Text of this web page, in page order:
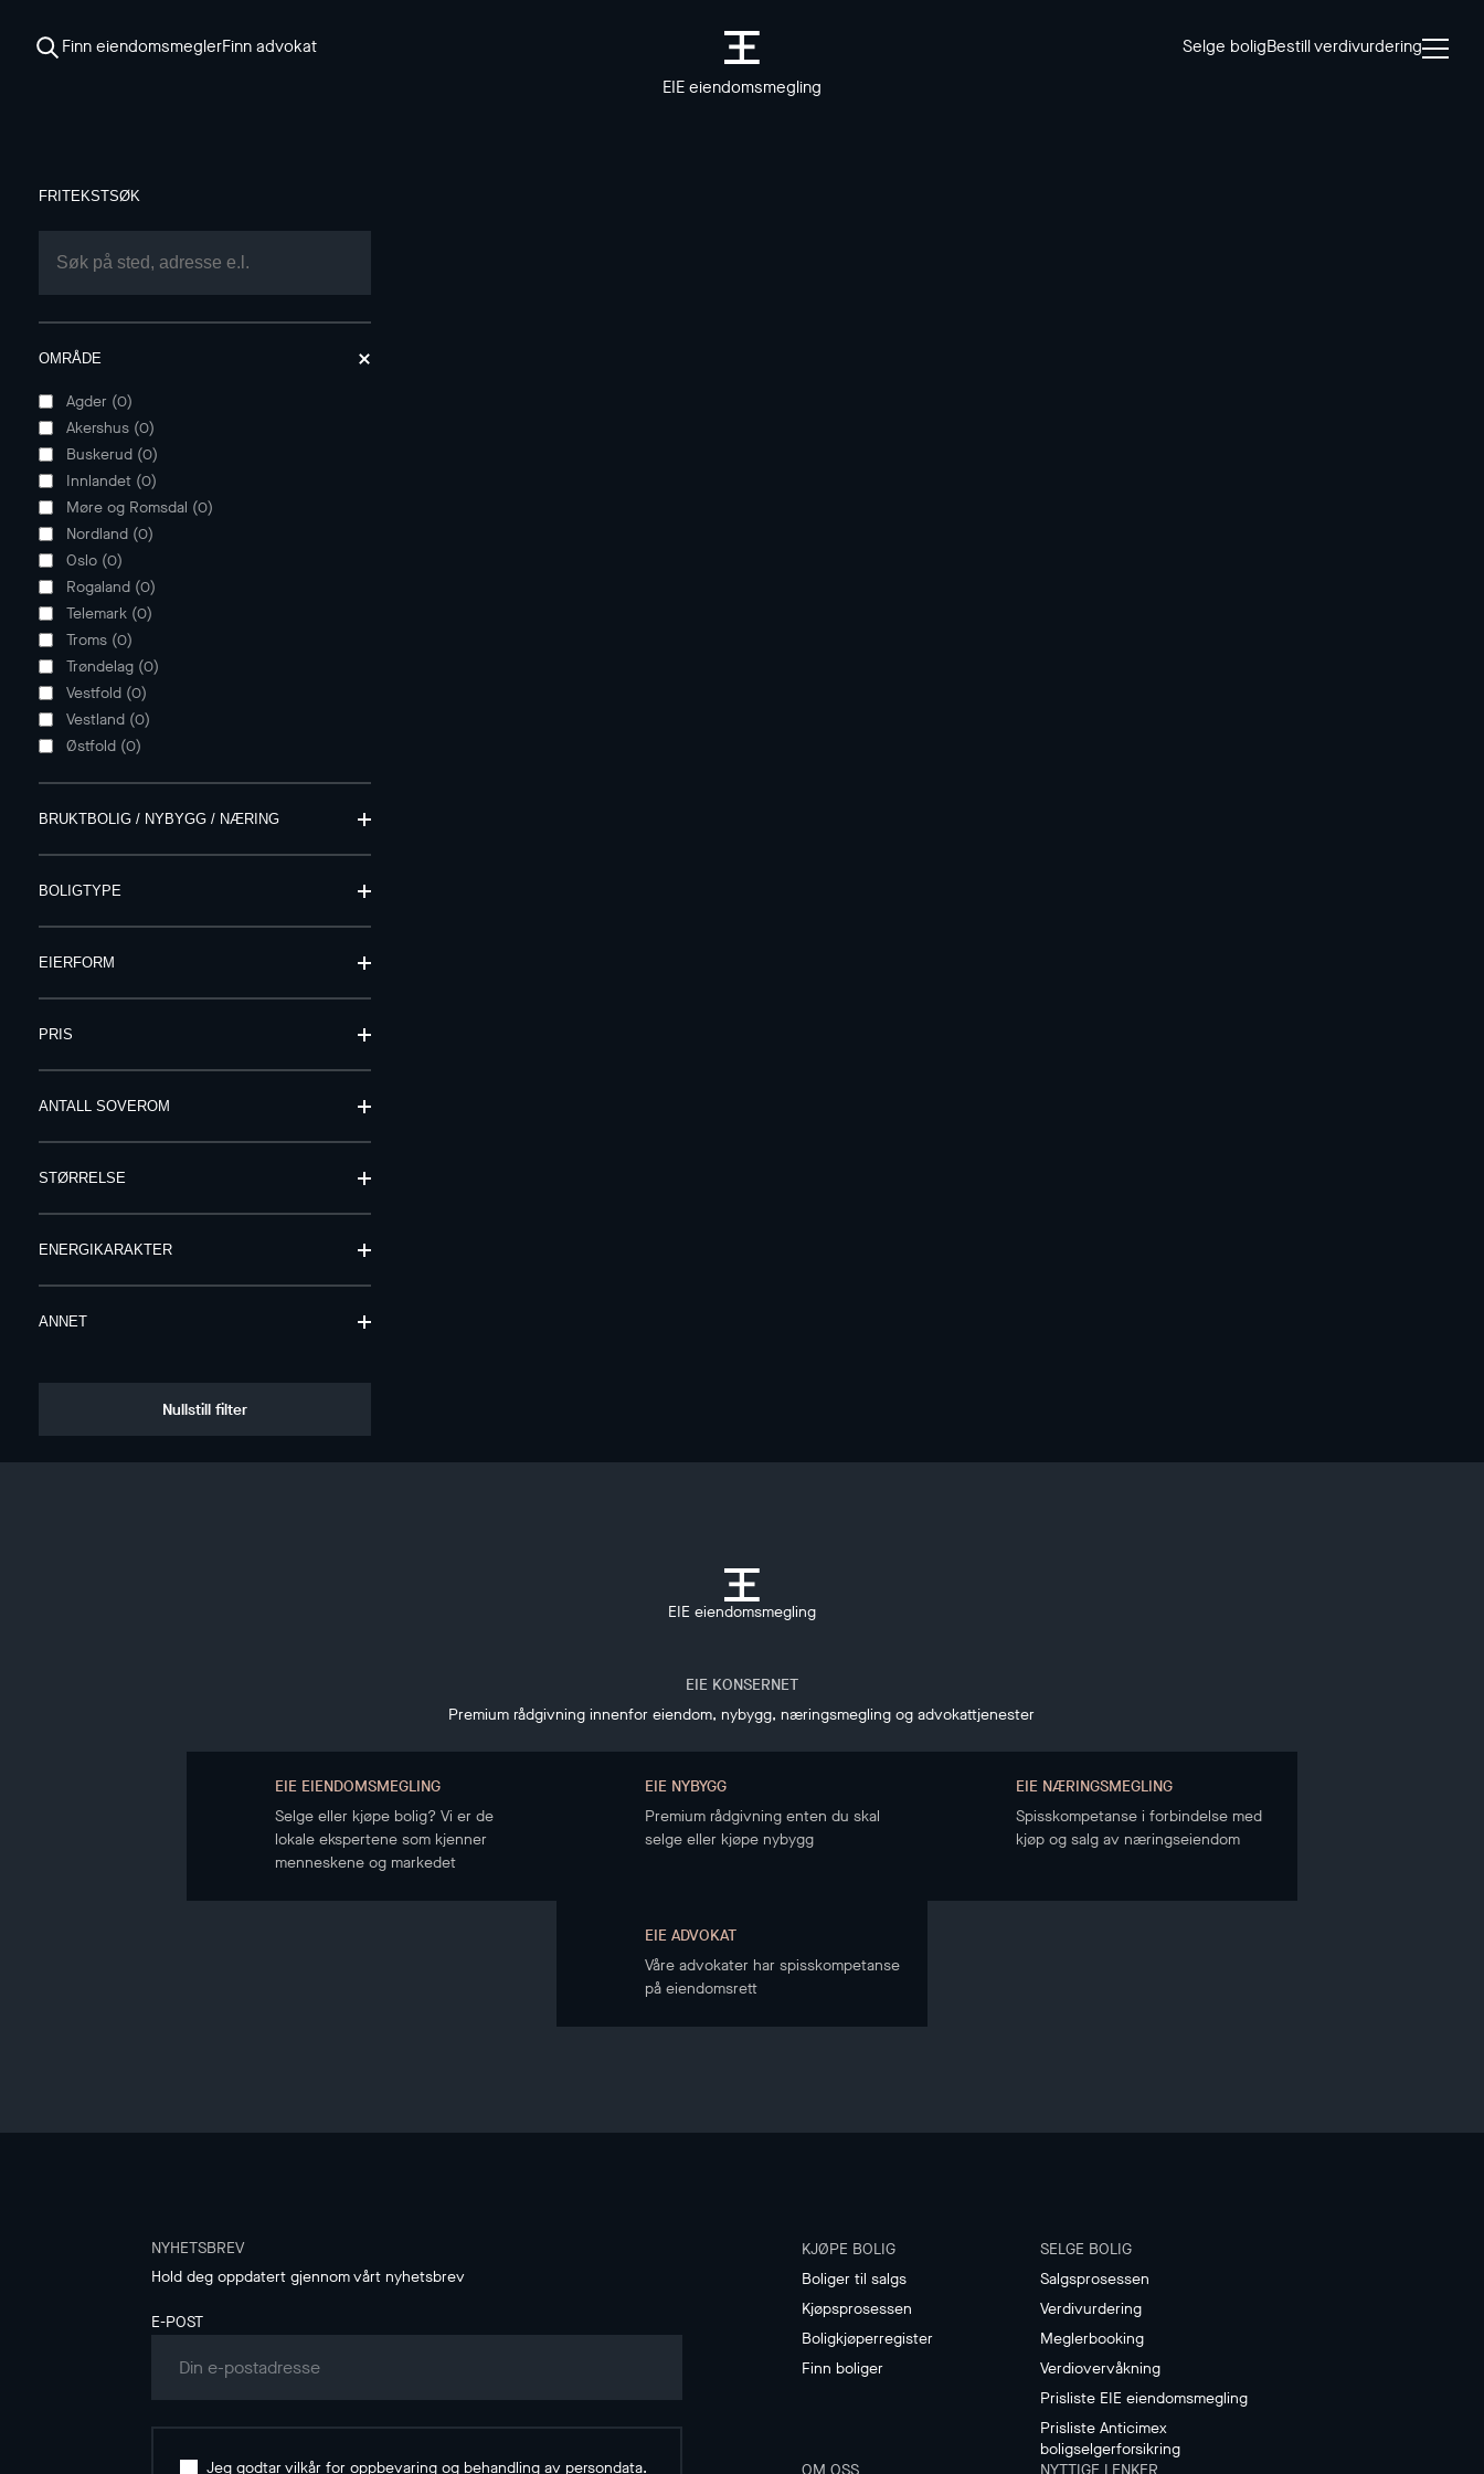
Finn eiendomsmeglerFinn advokat
EIE eiendomsmegling
Selge boligBestill verdivurdering
FRITEKSTSØK
OMRÅDE
Agder (0)
Akershus (0)
Buskerud (0)
Innlandet (0)
Møre og Romsdal (0)
Nordland (0)
Oslo (0)
Rogaland (0)
Telemark (0)
Troms (0)
Trøndelag (0)
Vestfold (0)
Vestland (0)
Østfold (0)
BRUKTBOLIG / NYBYGG / NÆRING
BOLIGTYPE
EIERFORM
PRIS
ANTALL SOVEROM
STØRRELSE
ENERGIKARAKTER
ANNET
Nullstill filter
EIE eiendomsmegling
EIE KONSERNET
Premium rådgivning innenfor eiendom, nybygg, næringsmegling og advokattjenester
EIE EIENDOMSMEGLING
Selge eller kjøpe bolig? Vi er de
lokale ekspertene som kjenner
menneskene og markedet
EIE NYBYGG
Premium rådgivning enten du skal
selge eller kjøpe nybygg
EIE NÆRINGSMEGLING
Spisskompetanse i forbindelse med
kjøp og salg av næringseiendom
EIE ADVOKAT
Våre advokater har spisskompetanse
på eiendomsrett
NYHETSBREV
Hold deg oppdatert gjennom vårt nyhetsbrev
E-POST
Jeg godtar vilkår for oppbevaring og behandling av persondata.
KJØPE BOLIG
Boliger til salgs
Kjøpsprosessen
Boligkjøperregister
Finn boliger
SELGE BOLIG
Salgsprosessen
Verdivurdering
Meglerbooking
Verdiovervåkning
Prisliste EIE eiendomsmegling
Prisliste Anticimex
boligselgerforsikring